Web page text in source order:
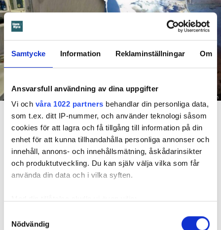
Samtycke Information Reklaminställningar Om
Ansvarsfull användning av dina uppgifter
Vi och våra 1022 partners behandlar din personliga data,
som t.ex. ditt IP-nummer, och använder teknologi såsom
cookies för att lagra och få tillgång till information på din
enhet för att kunna tillhandahålla personliga annonser och
innehåll, annons- och innehållsmätning, åskådarinsikter
och produktutveckling. Du kan själv välja vilka som får
använda din data och i vilka syften.
som kan ha en noggrannhet på upp till flera meter
Nödvändig
Foto: Hyresnämnden
En inspektion visade att vatten under en längre tid läckt in genom sprickor i väggen (de
röda markeringarna) och orsakat rötskador i syllen.
Dela Tweeta
Hyresgästen har bott i lägenheten i skånska Båstad sedan
1995 men måste nu flytta sedan hans kontrakt prövats både